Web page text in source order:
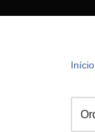
Início